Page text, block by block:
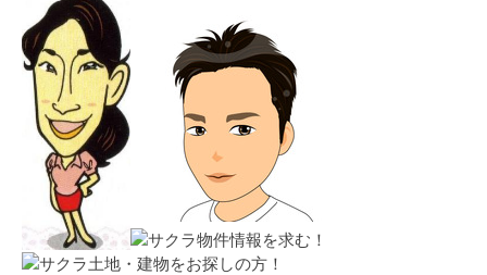
物件情報を求む！
土地・建物をお探しの方！